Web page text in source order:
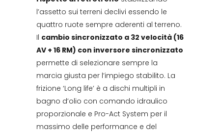
l’assetto sui terreni declivi essendo le
quattro ruote sempre aderenti al terreno.
Il cambio sincronizzato a 32 velocità (16
AV + 16 RM) con inversore sincronizzato
permette di selezionare sempre la
marcia giusta per l’impiego stabilito. La
frizione ‘Long life’ è a dischi multipli in
bagno d’olio con comando idraulico
proporzionale e Pro-Act System per il
massimo delle performance e del